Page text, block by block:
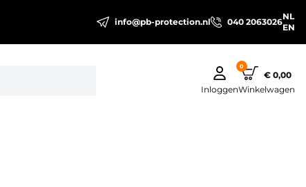
info@pb-protection.nl 040 2063026
NL
EN
Inloggen
0
€ 0,00
Winkelwagen